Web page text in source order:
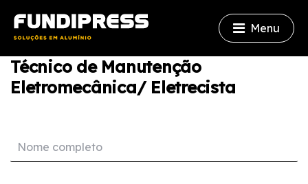
Menu
Técnico de Manutenção
Eletromecânica/ Eletrecista